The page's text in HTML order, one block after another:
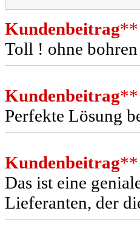
Kundenbeitrag**
Toll ! ohne bohren
Kundenbeitrag**
Perfekte Lösung
Kundenbeitrag**
Das ist eine
Lieferanten, der